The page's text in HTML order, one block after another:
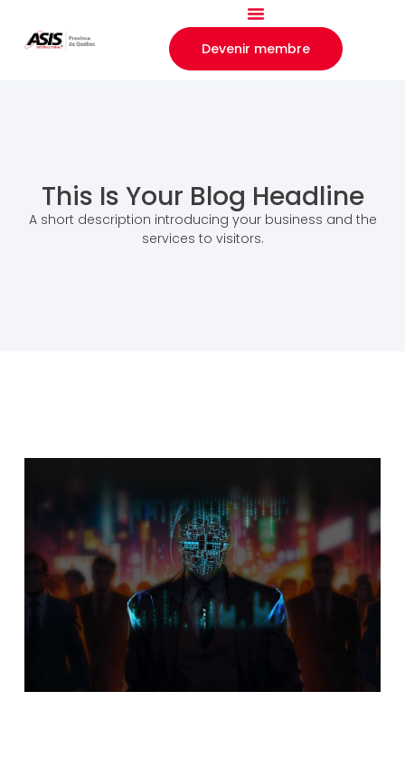
Devenir membre
This Is Your Blog Headline
A short description introducing your business and the
services to visitors.